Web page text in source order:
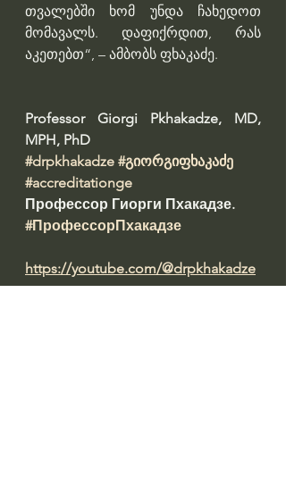
თვალებში ხომ უნდა ჩახედოთ
მომავალს. დაფიქრდით, რას
აკეთებთ“, – ამბობს ფხაკაძე.
Professor Giorgi Pkhakadze, MD,
MPH, PhD
#drpkhakadze #გიორგიფხაკაძე
#accreditationge
Профессор Гиорги Пхакадзе.
#ПрофессорПхакадзе
https://youtube.com/@drpkhakadze